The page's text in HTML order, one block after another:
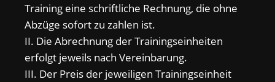
Training eine schriftliche Rechnung, die ohne
Abzüge sofort zu zahlen ist.
II. Die Abrechnung der Trainingseinheiten
erfolgt jeweils nach Vereinbarung.
III. Der Preis der jeweiligen Trainingseinheit